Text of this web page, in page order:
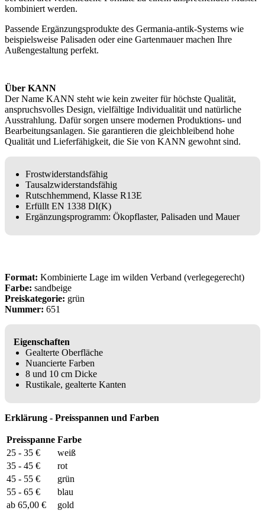
kombiniert werden.
Passende Ergänzungsprodukte des Germania-antik-Systems wie
beispielsweise Palisaden oder eine Gartenmauer machen Ihre
Außengestaltung perfekt.
Über KANN
Der Name KANN steht wie kein zweiter für höchste Qualität,
anspruchsvolles Design, vielfältige Individualität und natürliche
Ausstrahlung. Dafür sorgen unsere modernen Produktions- und
Bearbeitungsanlagen. Sie garantieren die gleichbleibend hohe
Qualität und Lieferfähigkeit, die Sie von KANN gewohnt sind.
Frostwiderstandsfähig
Tausalzwiderstandsfähig
Rutschhemmend, Klasse R13E
Erfüllt EN 1338 DI(K)
Ergänzungsprogramm: Ökopflaster, Palisaden und Mauer
Format: Kombinierte Lage im wilden Verband (verlegegerecht)
Farbe: sandbeige
Preiskategorie: grün
Nummer: 651
Eigenschaften
Gealterte Oberfläche
Nuancierte Farben
8 und 10 cm Dicke
Rustikale, gealterte Kanten
Erklärung - Preisspannen und Farben
Preisspanne Farbe
25 - 35 €
weiß
35 - 45 €
rot
45 - 55 €
grün
55 - 65 €
blau
ab 65,00 €
gold